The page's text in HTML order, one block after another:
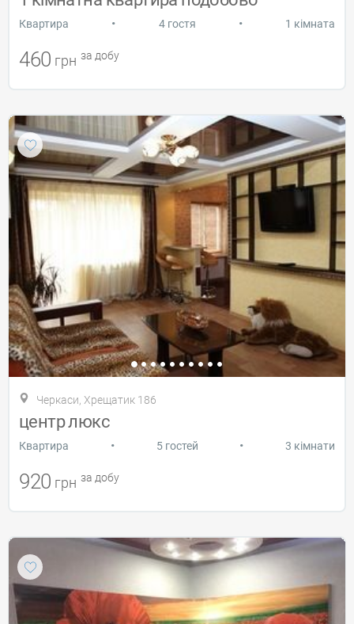
Квартира • 4 гостя • 1 кімната
460 грн за добу
Черкаси, Хрещатик 186
центр люкс
Квартира • 5 гостей • 3 кімнати
920 грн за добу